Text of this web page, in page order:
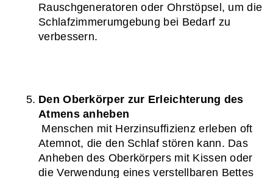
Rauschgeneratoren oder Ohrstöpsel, um die
Schlafzimmerumgebung bei Bedarf zu
verbessern.
Den Oberkörper zur Erleichterung des
Atmens anheben
Atemnot, die den Schlaf stören kann. Das
Anheben des Oberkörpers mit Kissen oder
die Verwendung eines verstellbaren Bettes